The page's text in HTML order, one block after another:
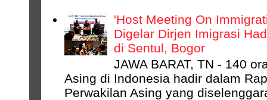
'Host Meeting On
Digelar Dirjen Imigrasi
di Sentul, Bogor
JAWA BARAT, TN - 140
Asing di Indonesia hadir dalam
Perwakilan Asing yang